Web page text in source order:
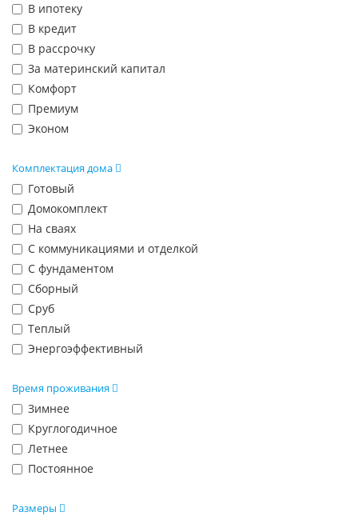
В ипотеку
В кредит
В рассрочку
За материнский капитал
Комфорт
Премиум
Эконом
Комплектация дома
Готовый
Домокомплект
На сваях
С коммуникациями и отделкой
С фундаментом
Сборный
Сруб
Теплый
Энергоэффективный
Время проживания
Зимнее
Круглогодичное
Летнее
Постоянное
Размеры